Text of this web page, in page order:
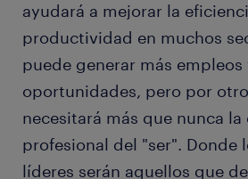
ayudará a mejorar la
productividad en muchos
puede generar más empleos
oportunidades, pero por
necesitará más que nunca la
profesional del "ser". Donde
líderes serán aquellos que